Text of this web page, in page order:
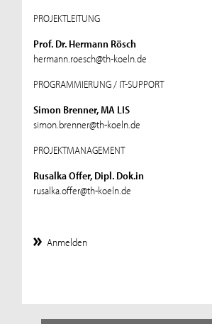
PROJEKTLEITUNG
Prof. Dr. Hermann Rösch
hermann.roesch@th-koeln.de
PROGRAMMIERUNG / IT-SUPPORT
Simon Brenner, MA LIS
simon.brenner@th-koeln.de
PROJEKTMANAGEMENT
Rusalka Offer, Dipl. Dok.in
rusalka.offer@th-koeln.de
Anmelden